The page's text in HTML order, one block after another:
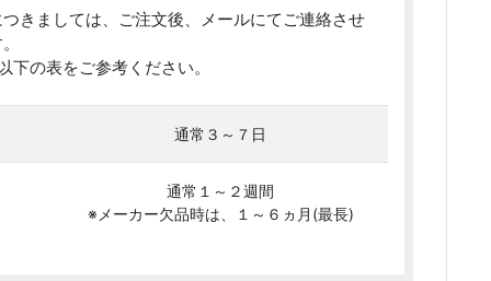
きましては、ご注文後、メールにてご連絡させ
下の表をご参考ください。
通常３～７日
通常１～２週間
※メーカー欠品時は、１～６ヵ月(最長)